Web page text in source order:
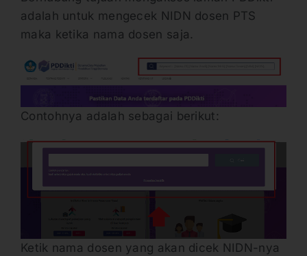
adalah untuk mengecek NIDN dosen PTS
maka ketika nama dosen saja.
Contohnya adalah sebagai berikut:
Ketik nama dosen yang akan dicek NIDN-nya